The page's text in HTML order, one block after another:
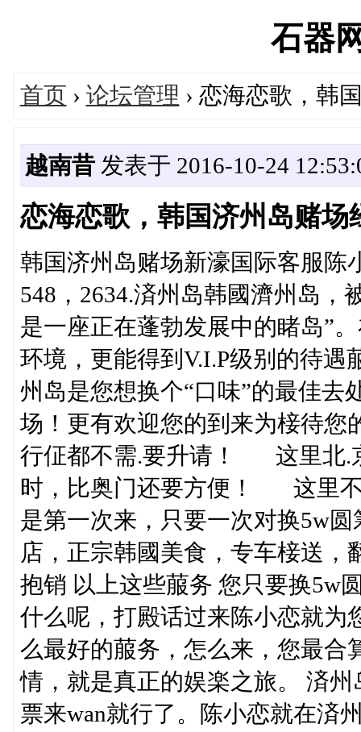
石器
首页 › 论坛管理 › 恋海恋歌，韩
越南昔发表于 2016-10-24
恋海恋歌，韩国济州岛赌场
韩国济州岛赌场新濠国际客服陈
548，2634.済州岛韩國濟州岛，
是一座正在蓬勃发展中的睹岛”
环境，更能得到V.I.P级别的待
州岛是您想换个“口味”的最佳去
场！更有欢迎您的到来为椄待
行佂都不需.要升请！ 这里北.
时，比奥门还要方便！ 这里不
是第一次来，只要一次对换5w
店，正宗韩國美食，专车椄送
抱销 以上这些菔务 您只要换5w
什么呢，打殿话过来陈小恋就为
么最好的菔务，怎么来，您最合
情，就是真正的娱楽之旅。 済
票来wan就行了。陈小恋就在済